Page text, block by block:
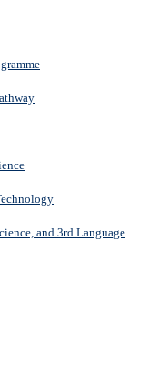
and 3rd Language